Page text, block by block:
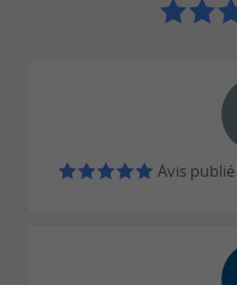
Avis